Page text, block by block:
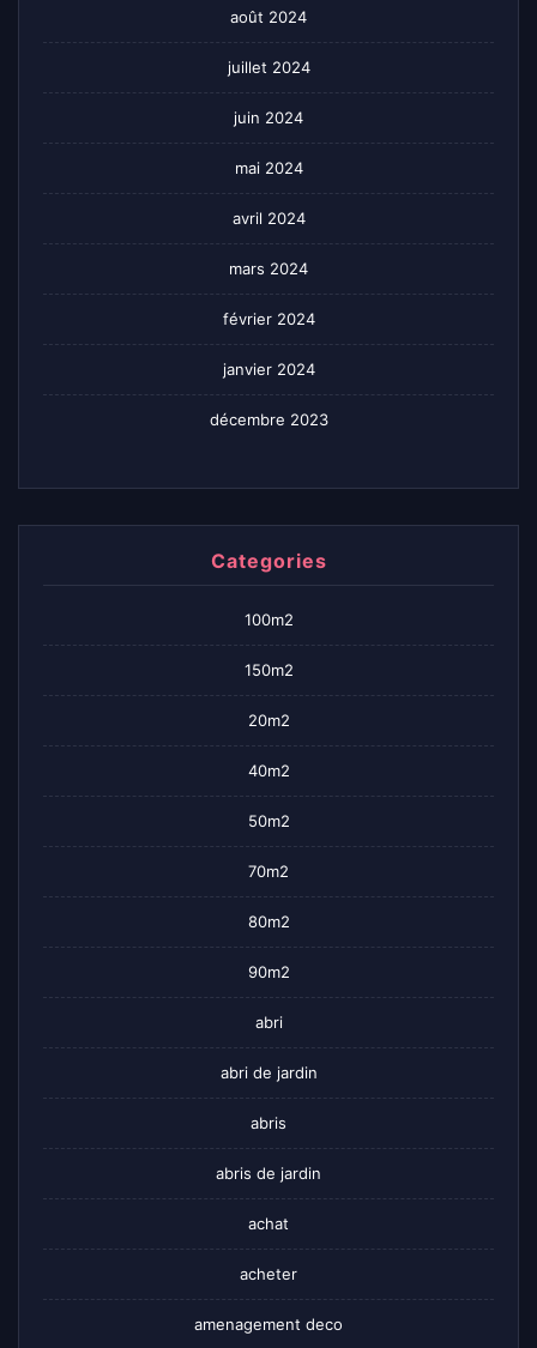
août 2024
juillet 2024
juin 2024
mai 2024
avril 2024
mars 2024
février 2024
janvier 2024
décembre 2023
Categories
100m2
150m2
20m2
40m2
50m2
70m2
80m2
90m2
abri
abri de jardin
abris
abris de jardin
achat
acheter
amenagement deco